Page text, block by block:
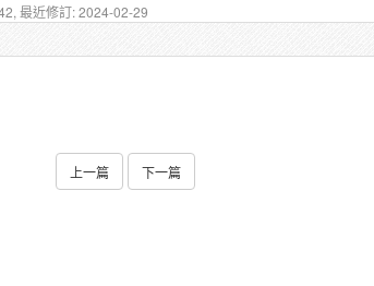
最近修訂: 2024-02-29
上一篇 下一篇